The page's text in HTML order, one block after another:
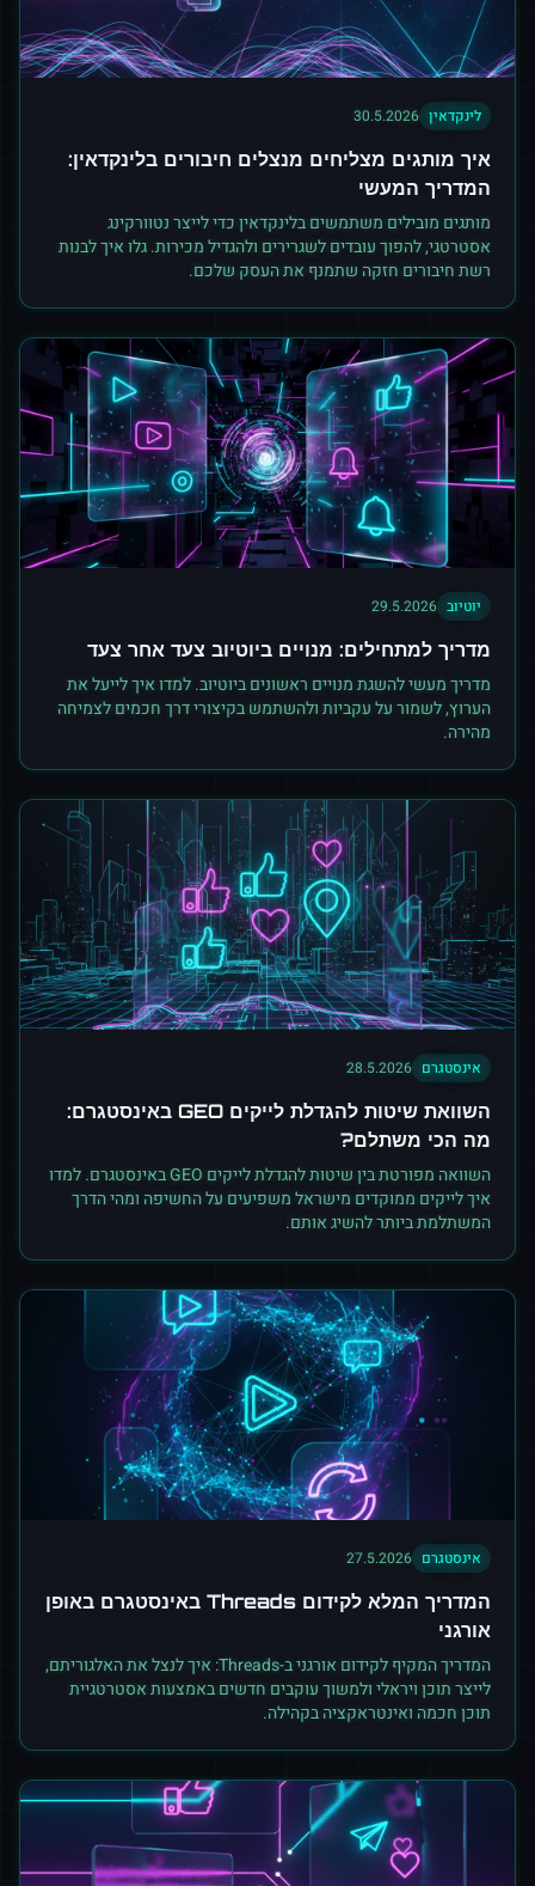
לינקדאין 30.5.2026
איך מותגים מצליחים מנצלים חיבורים בלינקדאין:
המדריך המעשי
מותגים מובילים משתמשים בלינקדאין כדי לייצר נטוורקינג
אסטרטגי, להפוך עובדים לשגרירים ולהגדיל מכירות. גלו איך לבנות
רשת חיבורים חזקה שתמנף את העסק שלכם.
יוטיוב 29.5.2026
מדריך למתחילים: מנויים ביוטיוב צעד אחר צעד
מדריך מעשי להשגת מנויים ראשונים ביוטיוב. למדו איך לייעל את
הערוץ, לשמור על עקביות ולהשתמש בקיצורי דרך חכמים לצמיחה
מהירה.
אינסטגרם 28.5.2026
השוואת שיטות להגדלת לייקים GEO באינסטגרם:
מה הכי משתלם?
השוואה מפורטת בין שיטות להגדלת לייקים GEO באינסטגרם. למדו
איך לייקים ממוקדים מישראל משפיעים על החשיפה ומהי הדרך
המשתלמת ביותר להשיג אותם.
אינסטגרם 27.5.2026
המדריך המלא לקידום Threads באינסטגרם באופן
אורגני
המדריך המקיף לקידום אורגני ב-Threads: איך לנצל את האלגוריתם,
לייצר תוכן ויראלי ולמשוך עוקבים חדשים באמצעות אסטרטגיית
תוכן חכמה ואינטראקציה בקהילה.